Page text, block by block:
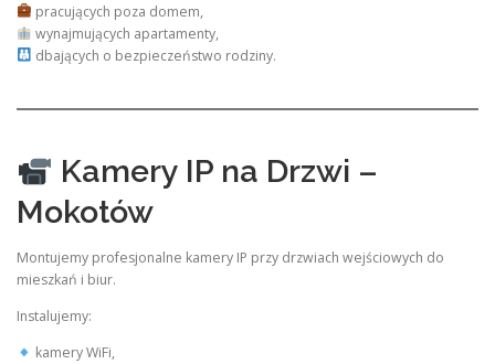
pracujących poza domem,
wynajmujących apartamenty,
dbających o bezpieczeństwo rodziny.
Kamery IP na Drzwi –
Mokotów
Montujemy profesjonalne kamery IP przy drzwiach wejściowych do
mieszkań i biur.
Instalujemy:
kamery WiFi,